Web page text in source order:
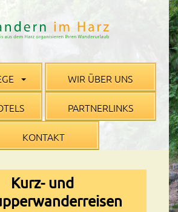
WIR ÜBER UNS
PARTNERLINKS
KONTAKT
Kurz- und